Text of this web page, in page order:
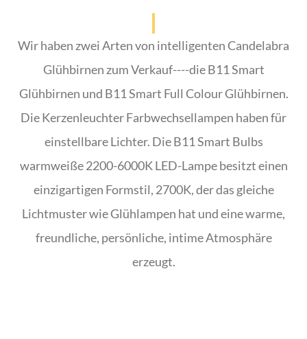
Wir haben zwei Arten von intelligenten Candelabra
Glühbirnen zum Verkauf----die B11 Smart
Glühbirnen und B11 Smart Full Colour Glühbirnen.
Die Kerzenleuchter Farbwechsellampen haben für
einstellbare Lichter. Die B11 Smart Bulbs
warmweiße 2200-6000K LED-Lampe besitzt einen
einzigartigen Formstil, 2700K, der das gleiche
Lichtmuster wie Glühlampen hat und eine warme,
freundliche, persönliche, intime Atmosphäre
erzeugt.